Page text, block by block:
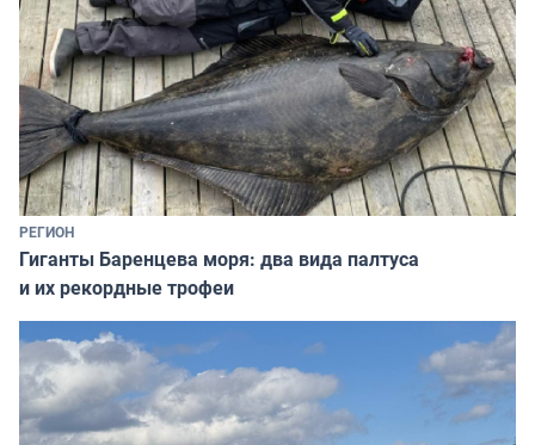
РЕГИОН
Гиганты Баренцева моря: два вида палтуса
и их рекордные трофеи